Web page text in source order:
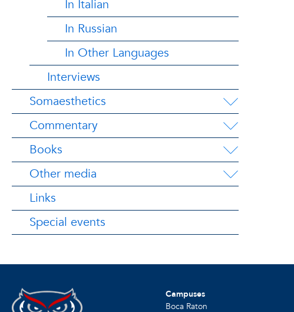
In Italian
In Russian
In Other Languages
Interviews
Somaesthetics
Commentary
Books
Other media
Links
Special events
Campuses
Boca Raton